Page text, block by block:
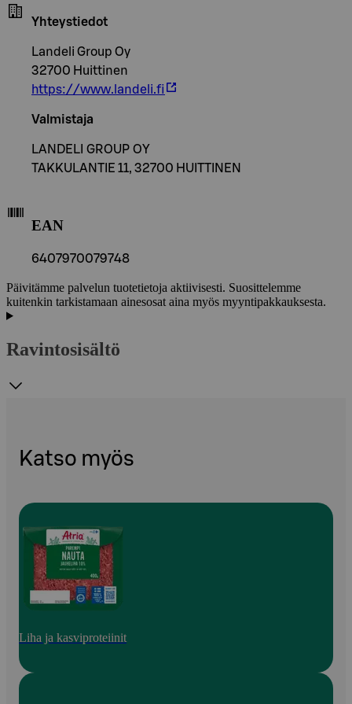
Yhteystiedot
Landeli Group Oy
32700 Huittinen
https://www.landeli.fi
Valmistaja
LANDELI GROUP OY
TAKKULANTIE 11, 32700 HUITTINEN
EAN
6407970079748
Päivitämme palvelun tuotetietoja aktiivisesti. Suosittelemme
kuitenkin tarkistamaan ainesosat aina myös myyntipakkauksesta.
Ravintosisältö
Katso myös
Liha ja kasviproteiinit